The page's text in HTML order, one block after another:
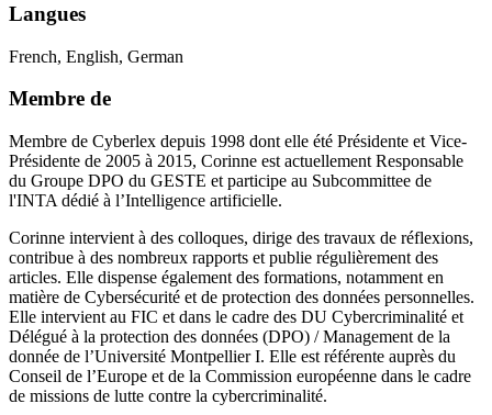
Langues
French, English, German
Membre de
Membre de Cyberlex depuis 1998 dont elle été Présidente et Vice-
Présidente de 2005 à 2015, Corinne est actuellement Responsable
du Groupe DPO du GESTE et participe au Subcommittee de
l'INTA dédié à l’Intelligence artificielle.
Corinne intervient à des colloques, dirige des travaux de réflexions,
contribue à des nombreux rapports et publie régulièrement des
articles. Elle dispense également des formations, notamment en
matière de Cybersécurité et de protection des données personnelles.
Elle intervient au FIC et dans le cadre des DU Cybercriminalité et
Délégué à la protection des données (DPO) / Management de la
donnée de l’Université Montpellier I. Elle est référente auprès du
Conseil de l’Europe et de la Commission européenne dans le cadre
de missions de lutte contre la cybercriminalité.